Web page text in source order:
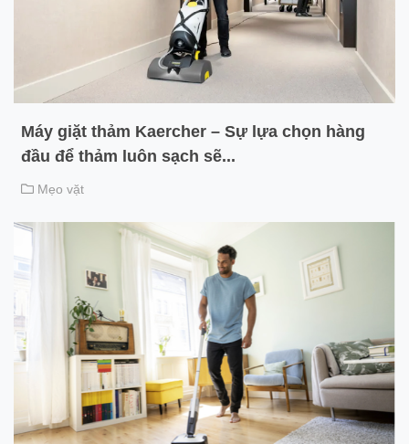
Máy giặt thảm Kaercher – Sự lựa chọn hàng
đầu để thảm luôn sạch sẽ...
Mẹo vặt